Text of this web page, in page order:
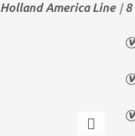
Holland America Line /8